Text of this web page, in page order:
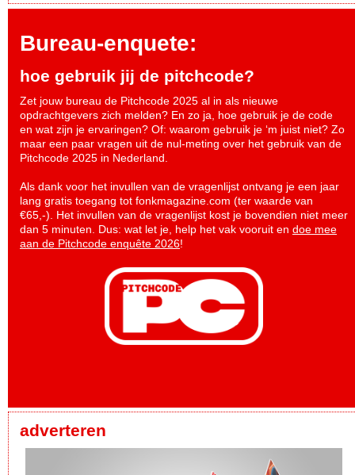
Bureau-enquete:
hoe gebruik jij de pitchcode?
Zet jouw bureau de Pitchcode 2025 al in als nieuwe
opdrachtgevers zich melden? En zo ja, hoe gebruik je de code
en wat zijn je ervaringen? Of: waarom gebruik je ‘m juist niet? Zo
maar een paar vragen uit de nul-meting over het gebruik van de
Pitchcode 2025 in Nederland.
Als dank voor het invullen van de vragenlijst ontvang je een jaar
lang gratis toegang tot fonkmagazine.com (ter waarde van
€65,-). Het invullen van de vragenlijst kost je bovendien niet meer
dan 5 minuten. Dus: wat let je, help het vak vooruit en doe mee
aan de Pitchcode enquête 2026!
adverteren